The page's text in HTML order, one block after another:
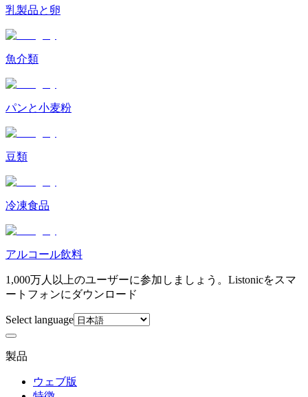
乳製品と卵
魚介類
パンと小麦粉
豆類
冷凍食品
アルコール飲料
1,000万人以上のユーザーに参加しましょう。Listonicをスマ
ートフォンにダウンロード
Select language
製品
ウェブ版